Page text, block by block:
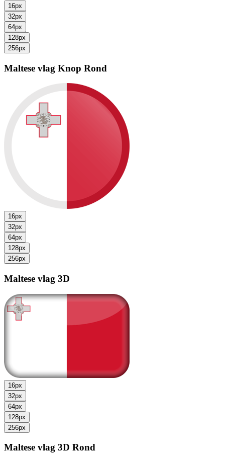
16px
32px
64px
128px
256px
Maltese vlag Knop Rond
16px
32px
64px
128px
256px
Maltese vlag 3D
16px
32px
64px
128px
256px
Maltese vlag 3D Rond